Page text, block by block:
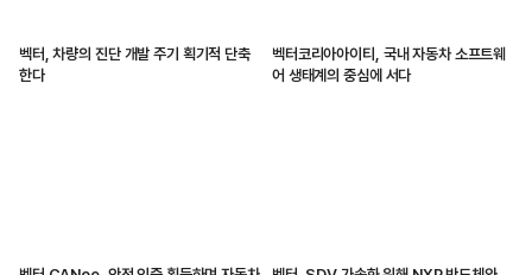
벡터, 차량의 진단 개발 주기 획기적 단축
한다
벡터코리아아이티, 국내 자동차 소프트웨
어 생태계의 중심에 서다